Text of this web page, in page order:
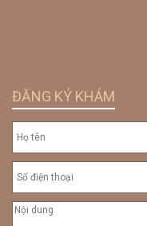
ĐĂNG KÝ KHÁM